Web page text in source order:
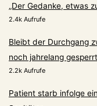
„Der Gedanke, etwas
2.4k Aufrufe
Bleibt der Durchgang
noch jahrelang
2.2k Aufrufe
Patient starb infolge